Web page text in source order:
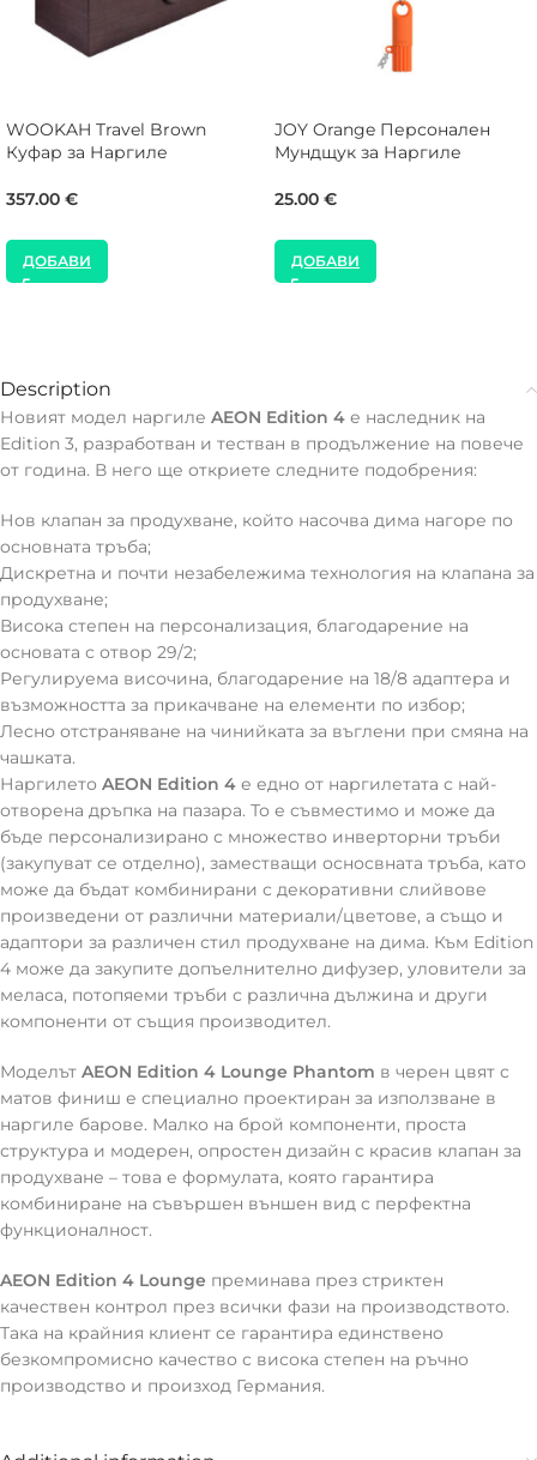
WOOKAH Travel Brown
Куфар за Наргиле
357.00 €
ДОБАВИ
JOY Orange Персонален
Мундщук за Наргиле
25.00 €
ДОБАВИ
Description
Новият модел наргиле AEON Edition 4 е наследник на
Edition 3, разработван и тестван в продължение на повече
от година. В него ще откриете следните подобрения:
Нов клапан за продухване, който насочва дима нагоре по
oсновната тръба;
Дискретна и почти незабележима технология на клапана за
продухване;
Висока степен на персонализация, благодарение на
основата с отвор 29/2;
Регулируема височина, благодарение на 18/8 адаптера и
възможността за прикачване на елементи по избор;
Лесно отстраняване на чинийката за въглени при смяна на
чашката.
Наргилето AEON Edition 4 е едно от наргилетата с най-
отворена дръпка на пазара. То е съвместимо и може да
бъде персонализирано с множество инверторни тръби
(закупуват се отделно), заместващи осносвната тръба, като
може да бъдат комбинирани с декоративни слийвове
произведени от различни материали/цветове, а също и
адаптори за различен стил продухване на дима. Към Edition
4 може да закупите допъелнително дифузер, уловители за
меласа, потопяеми тръби с различна дължина и други
компоненти от същия производител.
Моделът AEON Edition 4 Lounge Phantom в черен цвят с
матов финиш е специално проектиран за използване в
наргиле барове. Малко на брой компоненти, проста
структура и модерен, опростен дизайн с красив клапан за
продухване – това е формулата, която гарантира
комбиниране на съвършен външен вид с перфектна
функционалност.
AEON Edition 4 Lounge преминава през стриктен
качествен контрол през всички фази на производството.
Така на крайния клиент се гарантира единствено
безкомпромисно качество с висока степен на ръчно
производство и произход Германия.